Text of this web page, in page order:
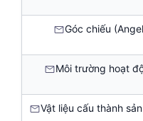
Góc chiếu
Môi trường hoạt
Vật liệu cấu thành